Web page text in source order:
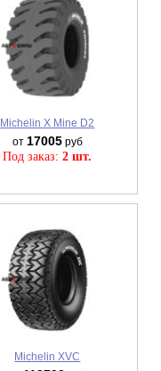
Michelin X Mine D2
от 17005руб
Под заказ:2 шт.
Michelin XVC